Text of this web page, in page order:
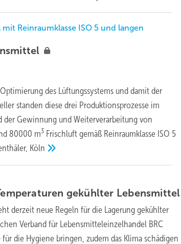
Reinraumklasse ISO 5 und langen
des Lüftungssystems und damit der
standen diese drei Produktionsprozesse im
der Gewinnung und Weiterverarbeitung von
80000 m3 Frischluft gemäß Reinraumklasse ISO 5
Köln
gekühlter Lebensmittel
derzeit neue Regeln für die Lagerung gekühlter
Verband für Lebensmitteleinzelhandel BRC
die Hygiene bringen, zudem das Klima schädigen